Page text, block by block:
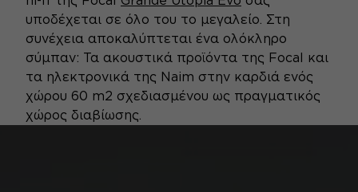
υποδέχεται σε όλο του το μεγαλείο. Στη
συνέχεια αποκαλύπτεται ένα ολόκληρο
σύμπαν: Τα ακουστικά προϊόντα της Focal και
τα ηλεκτρονικά της Naim στην καρδιά ενός
χώρου 60 m2 σχεδιασμένου ως πραγματικός
χώρος διαβίωσης.